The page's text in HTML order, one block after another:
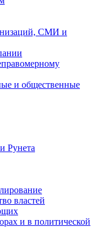
СМИ и
и общественные
Рунета
властей
и в политической